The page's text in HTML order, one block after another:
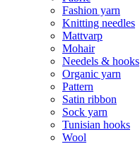
Fashion yarn
Knitting needles
Mattvarp
Mohair
Needels & hooks
Organic yarn
Pattern
Satin ribbon
Sock yarn
Tunisian hooks
Wool